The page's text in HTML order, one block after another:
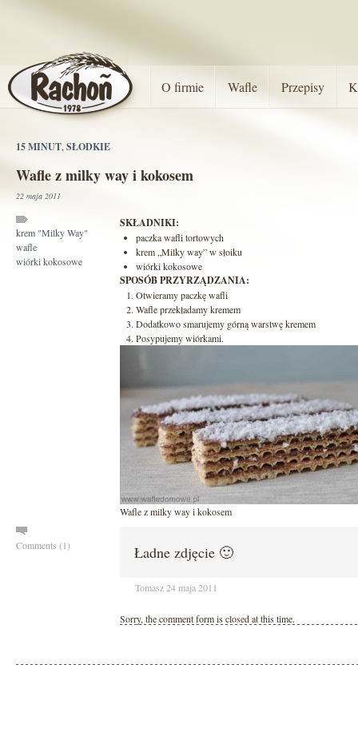
O firmie Wafle Przepisy
15 MINUT, SŁODKIE
Wafle z milky way i kokosem
22 maja 2011
krem "Milky Way"
wafle
wiórki kokosowe
SKŁADNIKI:
paczka wafli tortowych
krem „Milky way” w słoiku
wiórki kokosowe
SPOSÓB PRZYRZĄDZANIA:
Otwieramy paczkę wafli
Wafle przekładamy kremem
Dodatkowo smarujemy górną warstwę kremem
Posypujemy wiórkami.
Wafle z milky way i kokosem
Comments (1) Ładne zdjęcie 🙂
Tomasz 24 maja 2011
Sorry, the comment form is closed at this time.